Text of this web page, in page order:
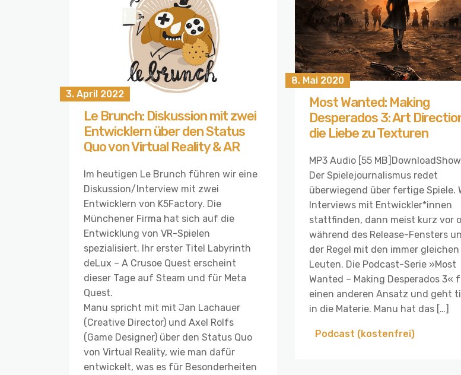
3. April 2022
Le Brunch: Diskussion mit zwei
Entwicklern über den Status
Quo von Virtual Reality & AR
Im heutigen Le Brunch führen wir eine
Diskussion/Interview mit zwei
Entwicklern von K5Factory. Die
Münchener Firma hat sich auf die
Entwicklung von VR-Spielen
spezialisiert. Ihr erster Titel Labyrinth
deLux – A Crusoe Quest erscheint
dieser Tage auf Steam und für Meta
Quest.
Manu spricht mit mit Jan Lachauer
(Creative Director) und Axel Rolfs
(Game Designer) über den Status Quo
von Virtual Reality, wie man dafür
entwickelt, was es für Besonderheiten
8. Mai 2020
Most Wanted: Making
Desperados 3: Art
die Liebe zu Texturen
MP3 Audio [55
Der Spielejournalismus redet
überwiegend über fertige Spiele.
Interviews mit Entwickler*innen
stattfinden, dann meist kurz vor
während des Release-Fensters
der Regel mit den immer gleichen
Leuten. Die Podcast-Serie »Most
Wanted – Making Desperados 3«
einen anderen Ansatz und geht
in die Materie. Manu hat das […]
Podcast (kostenfrei)